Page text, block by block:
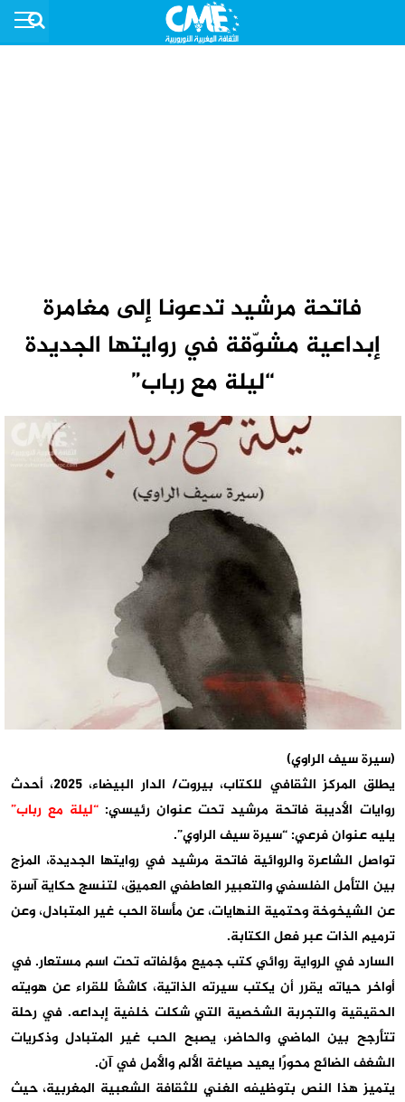
فاتحة مرشيد تدعونا إلى مغامرة
إبداعية مشوّقة في روايتها الجديدة
“ليلة مع رباب”
(سيرة سيف الراوي)
يطلق المركز الثقافي للكتاب، بيروت/ الدار البيضاء، 2025، أحدث
روايات الأديبة فاتحة مرشيد تحت عنوان رئيسي:“ليلة مع رباب”
يليه عنوان فرعي: “سيرة سيف الراوي”.
تواصل الشاعرة والروائية فاتحة مرشيد في روايتها الجديدة، المزج
بين التأمل الفلسفي والتعبير العاطفي العميق، لتنسج حكاية آسرة
عن الشيخوخة وحتمية النهايات، عن مأساة الحب غير المتبادل، وعن
ترميم الذات عبر فعل الكتابة.
السارد في الرواية روائي كتب جميع مؤلفاته تحت اسم مستعار. في
أواخر حياته يقرر أن يكتب سيرته الذاتية، كاشفًا للقراء عن هويته
الحقيقية والتجربة الشخصية التي شكلت خلفية إبداعه. في رحلة
تتأرجح بين الماضي والحاضر، يصبح الحب غير المتبادل وذكريات
الشغف الضائع محورًا يعيد صياغة الألم والأمل في آن.
يتميز هذا النص بتوظيفه الغني للثقافة الشعبية المغربية، حيث